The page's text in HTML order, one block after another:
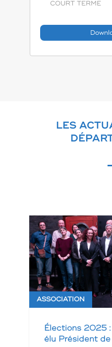
COURT TERME
LES
ASSOCIATION
Élections 2025
élu Président